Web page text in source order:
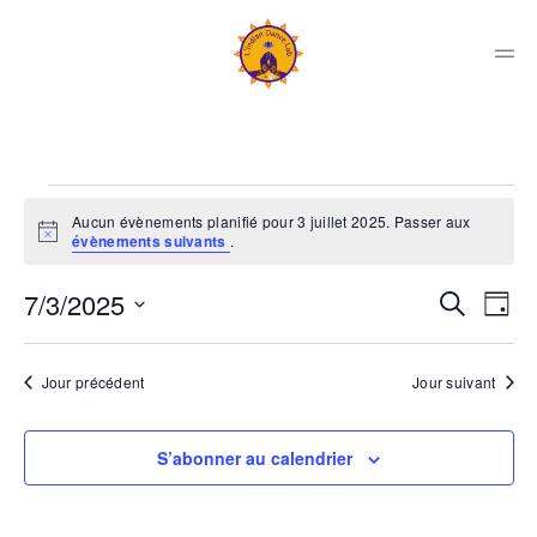
Collectif
Évènements
for
3
juillet
Notice
Aucun évènements planifié pour 3 juillet 2025. Passer aux
évènements suivants .
et
de
Recherche
Jour
7/3/2025
date.
Jour précédent Jour suivant
S’abonner au calendrier